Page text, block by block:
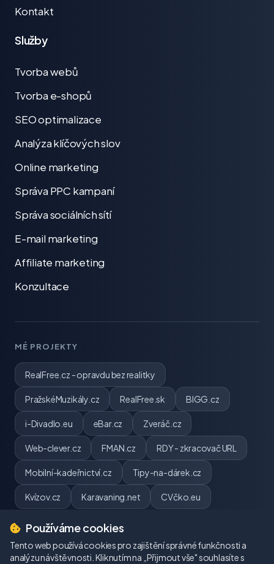
Kontakt
Služby
Tvorba webů
Tvorba e-shopů
SEO optimalizace
Analýza klíčových slov
Online marketing
Správa PPC kampaní
Správa sociálních sítí
E-mail marketing
Affiliate marketing
Konzultace
MÉ PROJEKTY
RealFree.cz - opravdu bez realitky
PražskéMuzikály.cz RealFree.sk BIGG.cz
i-Divadlo.eu eBar.cz Zveráč.cz
Web-clever.cz FMAN.cz RDY - zkracovač URL
Mobilní-kadeřnictví.cz Tipy-na-dárek.cz
Kvízov.cz Karavaning.net CVčko.eu
Používáme cookies
Tento web používá cookies pro zajištění správné funkčnosti a
analýzu návštěvnosti. Kliknutím na „Přijmout vše" souhlasíte s